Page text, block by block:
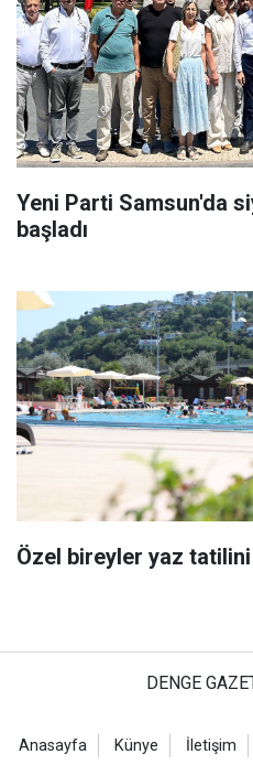
Yeni Parti Samsun'da
başladı
Özel bireyler yaz
DENGE
Anasayfa Künye İletişim